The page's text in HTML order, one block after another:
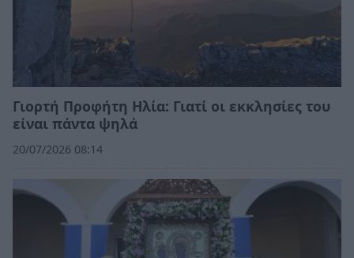
Γιορτή Προφήτη Ηλία: Γιατί οι εκκλησίες του
είναι πάντα ψηλά
20/07/2026 08:14